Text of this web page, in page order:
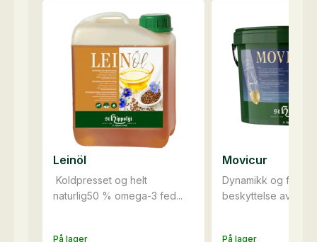
På lager
Koldpresset og helt
naturlig50 % omega-3 fed...
Leinöl
På lager
Dynamikk og fri
beskyttelse av
Movicur